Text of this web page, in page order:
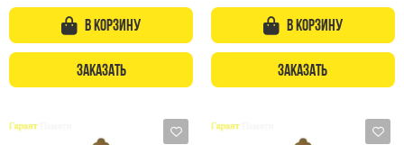
Хачкары
Памятники ростовые
Памятники в форме скалы
В корзину
Заказать
В корзину
Заказать